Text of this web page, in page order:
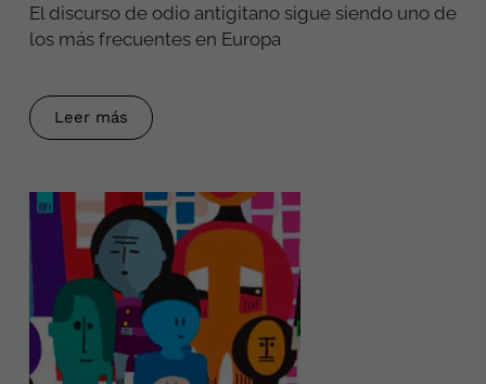
El discurso de odio antigitano sigue siendo uno de
los más frecuentes en Europa
Leer más